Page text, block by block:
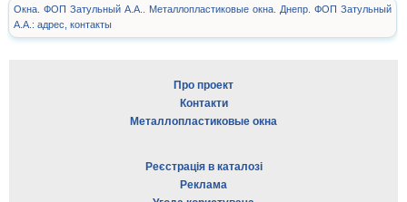
Окна. ФОП Затульный А.А.. Металлопластиковые окна. Днепр. ФОП Затульный
А.А.: адрес, контакты
Про проект
Контакти
Металлопластиковые окна
Реєстрація в каталозі
Реклама